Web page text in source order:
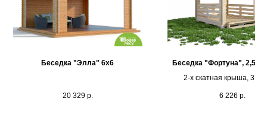
Беседка "Элла" 6х6
20 329 р.
Беседка "Фортуна",
2-х скатная крыша, 3
6 226 р.
Каталог
Выставочная площадка